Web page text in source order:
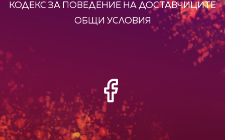
КОДЕКС ЗА ПОВЕДЕНИЕ НА ДОСТАВЧИЦИТЕ
ОБЩИ УСЛОВИЯ